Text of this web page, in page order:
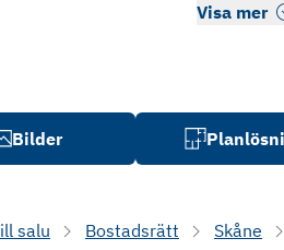
Visa mer
Bilder
salu Bostadsrätt Skåne